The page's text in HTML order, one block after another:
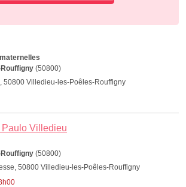
(50800)
50800 Villedieu-les-Poêles-Rouffigny
Paulo Villedieu
(50800)
50800 Villedieu-les-Poêles-Rouffigny